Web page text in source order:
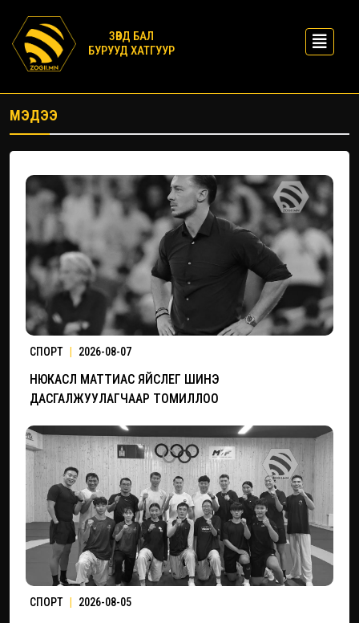
ЗӨВД БАЛ
БУРУУД ХАТГУУР
МЭДЭЭ
СПОРТ 2026-08-07
НЮКАСЛ МАТТИАС ЯЙСЛЕГ ШИНЭ
ДАСГАЛЖУУЛАГЧААР ТОМИЛЛОО
СПОРТ 2026-08-05